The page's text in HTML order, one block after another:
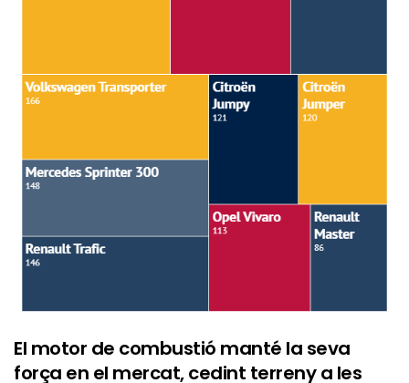
El motor de combustió manté la seva
força en el mercat, cedint terreny a les